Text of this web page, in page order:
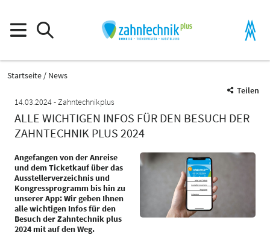
Startseite
News
Teilen
14.03.2024 Zahntechnikplus
ALLE WICHTIGEN INFOS FÜR DEN BESUCH DER
ZAHNTECHNIK PLUS 2024
Angefangen von der Anreise
und dem Ticketkauf über das
Ausstellerverzeichnis und
Kongressprogramm bis hin zu
unserer App: Wir geben Ihnen
alle wichtigen Infos für den
Besuch der Zahntechnik plus
2024 mit auf den Weg.